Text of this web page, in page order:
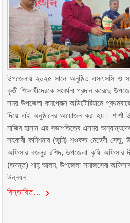
উপজেলায় ২০২৫ সালে অনুষ্ঠিত এসএসসি ও
কৃতী শিক্ষার্থীদেরকে সংবর্ধনা প্রদান করেছে
সময় উপজেলা কমপ্লেক্স অডিটোরিয়ামে
দিয়ে এই অনুষ্ঠানের আয়োজন করা হয়। শার্শা
নাজিব হাসান এর সভাপতিত্বে এসময়
সহকারী কমিশনার (ভূমি) শওকত মেহেদী সেতু,
অফিসার বজলুর রশিদ, উপজেলা কৃষি অফিসার
(তদন্ত) শাহ্ আলম, উপজেলা সমাজসেবা
উন্নয়ন
বিস্তারিত…